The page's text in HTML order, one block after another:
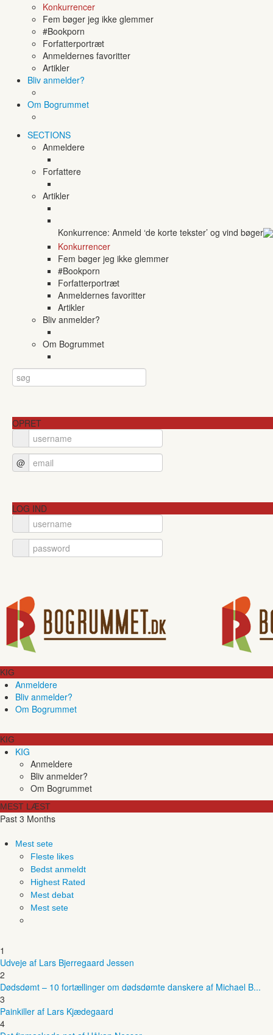
Konkurrencer
Fem bøger jeg ikke glemmer
#Bookporn
Forfatterportræt
Anmeldernes favoritter
Artikler
Bliv anmelder?
Om Bogrummet
SECTIONS
Anmeldere
Forfattere
Artikler
Konkurrence: Anmeld ‘de korte tekster’ og vind bøger
Konkurrencer
Fem bøger jeg ikke glemmer
#Bookporn
Forfatterportræt
Anmeldernes favoritter
Artikler
Bliv anmelder?
Om Bogrummet
OPRET
@
LOG IND
KIG
Anmeldere
Bliv anmelder?
Om Bogrummet
KIG
KIG
Anmeldere
Bliv anmelder?
Om Bogrummet
MEST LÆST
Past 3 Months
Mest sete
Fleste likes
Bedst anmeldt
Highest Rated
Mest debat
Mest sete
1
Udveje af Lars Bjerregaard Jessen
2
Dødsdømt – 10 fortællinger om dødsdømte danskere af Michael B...
3
Painkiller af Lars Kjædegaard
4